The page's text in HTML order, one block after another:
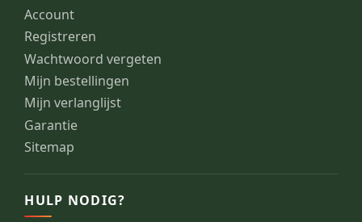
Account
Registreren
Wachtwoord vergeten
Mijn bestellingen
Mijn verlanglijst
Garantie
Sitemap
HULP NODIG?